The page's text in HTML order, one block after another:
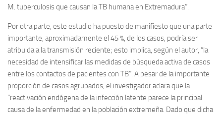
M. tuberculosis que causan la TB humana en Extremadura”.
Por otra parte, este estudio ha puesto de manifiesto que una parte
importante, aproximadamente el 45 %, de los casos, podría ser
atribuida a la transmisión reciente; esto implica, según el autor, “la
necesidad de intensificar las medidas de búsqueda activa de casos
entre los contactos de pacientes con TB”. A pesar de la importante
proporción de casos agrupados, el investigador aclara que la
“reactivación endógena de la infección latente parece la principal
causa de la enfermedad en la población extremeña. Dado que dicha